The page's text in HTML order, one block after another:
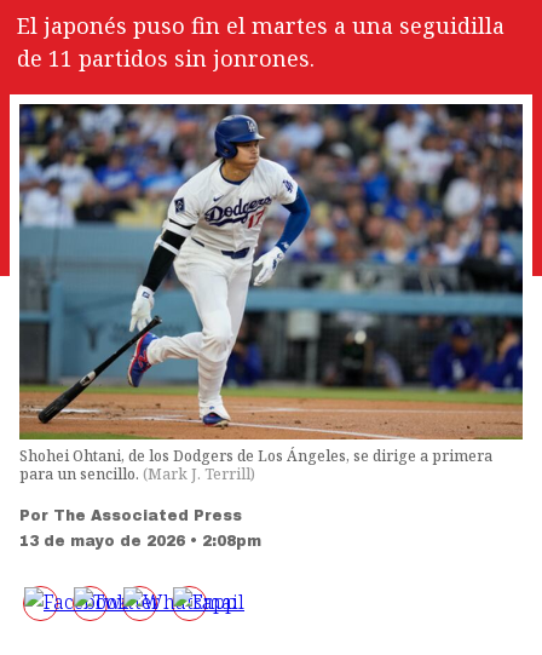
El japonés puso fin el martes a una seguidilla
de 11 partidos sin jonrones.
Shohei Ohtani, de los Dodgers de Los Ángeles, se dirige a primera
para un sencillo. (Mark J. Terrill)
Por The Associated Press
13 de mayo de 2026 • 2:08pm